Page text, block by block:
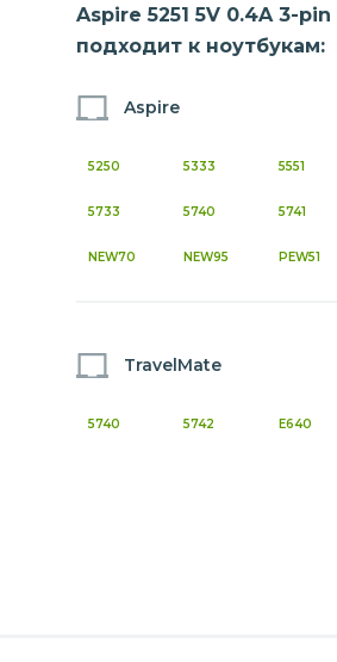
Aspire 5251 5V 0.4A 3-
подходит к ноутбукам:
Aspire
5250 5333 5551
5733 5740 5741
NEW70 NEW95 PEW51
TravelMate
5740 5742 E640